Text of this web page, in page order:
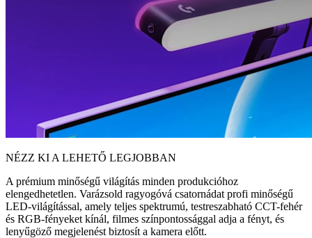
NÉZZ KI A LEHETŐ LEGJOBBAN
A prémium minőségű világítás minden produkcióhoz
elengedhetetlen. Varázsold ragyogóvá csatornádat profi minőségű
LED-világítással, amely teljes spektrumú, testreszabható CCT-fehér
és RGB-fényeket kínál, filmes színpontossággal adja a fényt, és
lenyűgöző megjelenést biztosít a kamera előtt.